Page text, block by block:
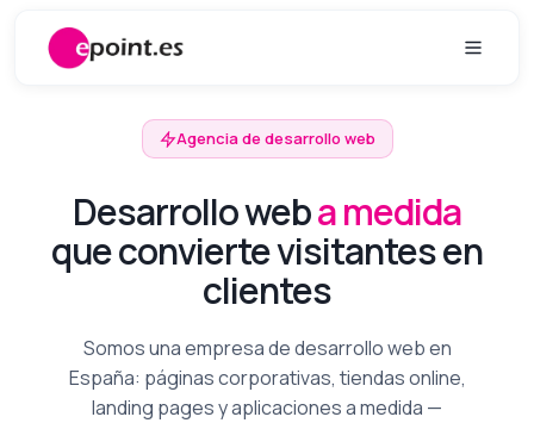
Agencia de desarrollo web
Desarrollo weba medida
que convierte visitantes en
clientes
Somos una empresa de desarrollo web en
España: páginas corporativas, tiendas online,
landing pages y aplicaciones a medida —